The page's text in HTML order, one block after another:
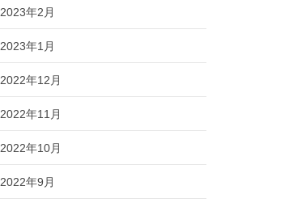
2023年2月
2023年1月
2022年12月
2022年11月
2022年10月
2022年9月